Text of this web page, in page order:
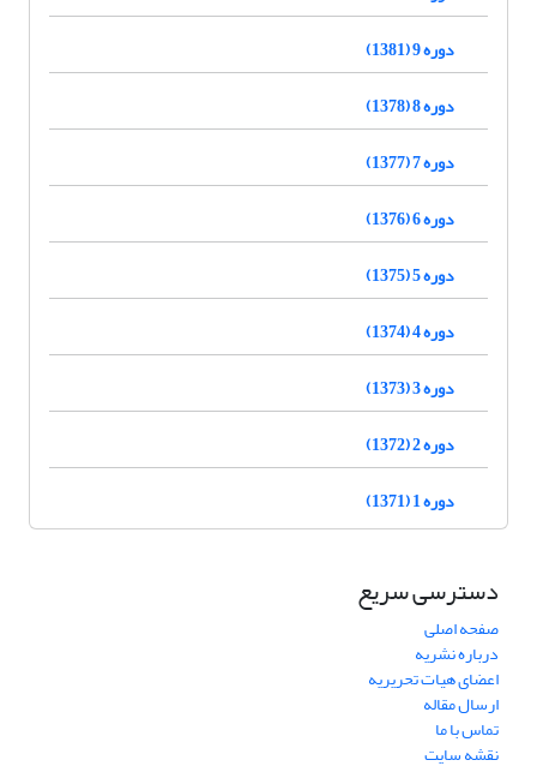
دوره 9 (1381)
دوره 8 (1378)
دوره 7 (1377)
دوره 6 (1376)
دوره 5 (1375)
دوره 4 (1374)
دوره 3 (1373)
دوره 2 (1372)
دوره 1 (1371)
دسترسی سریع
صفحه اصلی
درباره نشریه
اعضای هیات تحریریه
ارسال مقاله
تماس با ما
نقشه سایت